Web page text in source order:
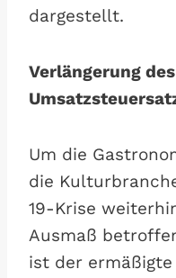
dargestellt.
Verlängerung
Um die
die
19-Krise
Ausmaß
ist der